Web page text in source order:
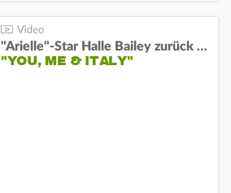
"Arielle"-Star Halle Bailey zurück auf der Leinwand:
"YOU, ME & ITALY"